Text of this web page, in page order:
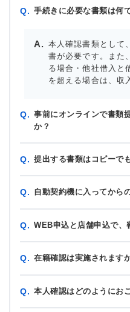
Q. 手続きに必要な書類は何
本人確認書類として
書が必要です。また
る場合・他社借入と
を超える場合は、収
Q. 事前にオンラインで書類
か？
Q. 提出する書類はコピーで
Q. 自動契約機に入ってから
Q. WEB申込と店舗申込で、
Q. 在籍確認は実施されます
Q. 本人確認はどのようにお